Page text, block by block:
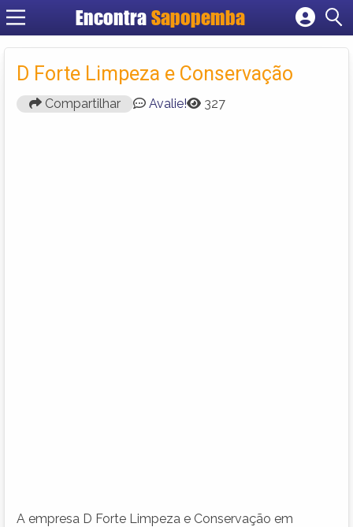
Encontra Sapopemba
Cadastrar empresa
Criar conta
D Forte Limpeza e Conservação
Compartilhar Avalie! 327
A empresa D Forte Limpeza e Conservação em